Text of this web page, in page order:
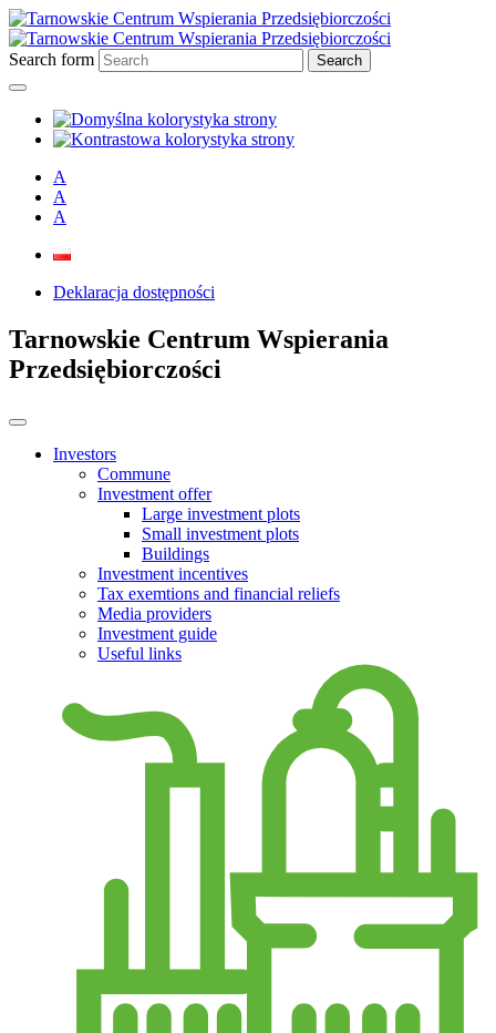
Skip
to
content
Go
to
search
Go
to
main
Search form
A
A
A
Deklaracja dostępności
Tarnowskie Centrum Wspierania
Przedsiębiorczości
Investors
Commune
Investment offer
Large investment plots
Small investment plots
Buildings
Investment incentives
Tax exemtions and financial reliefs
Media providers
Investment guide
Useful links